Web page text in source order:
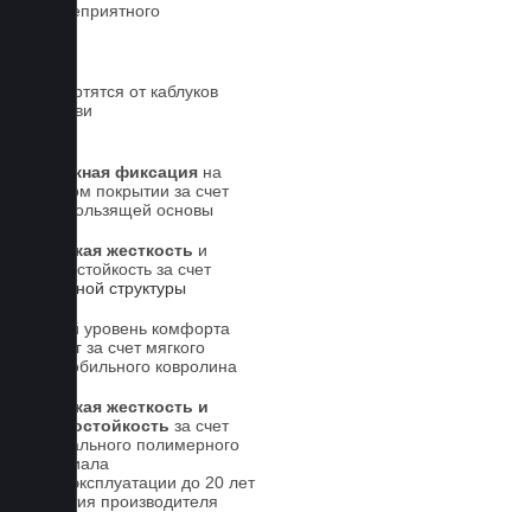
Нет неприятного
Не портятся от каблуков
на обуви
Надежная фиксация на
штатном покрытии за счет
антискользящей основы
Высокая жесткость и
износостойкость за счет
5-слойной структуры
Новый уровень комфорта
для ног за счет мягкого
автомобильного ковролина
Высокая жесткость и
износостойкость за счет
специального полимерного
материала
Срок эксплуатации до 20 лет
Гарантия производителя